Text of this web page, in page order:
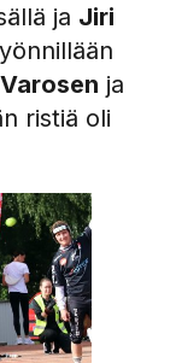
ja Jiri
ja
ristiä oli